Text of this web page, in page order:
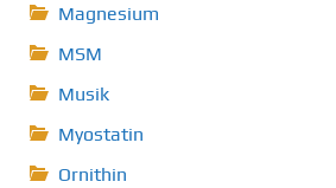
Magnesium
MSM
Musik
Myostatin
Ornithin